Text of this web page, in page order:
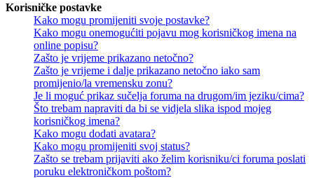
Korisničke postavke
Kako mogu promijeniti svoje postavke?
Kako mogu onemogućiti pojavu mog korisničkog imena na
online popisu?
Zašto je vrijeme prikazano netočno?
Zašto je vrijeme i dalje prikazano netočno iako sam
promijenio/la vremensku zonu?
Je li moguć prikaz sučelja foruma na drugom/im jeziku/cima?
Što trebam napraviti da bi se vidjela slika ispod mojeg
korisničkog imena?
Kako mogu dodati avatara?
Kako mogu promijeniti svoj status?
Zašto se trebam prijaviti ako želim korisniku/ci foruma poslati
poruku elektroničkom poštom?